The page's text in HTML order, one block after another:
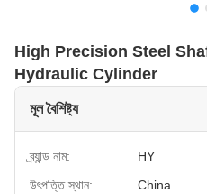
High Precision Steel
Hydraulic Cylinder
মূল বৈশিষ্ট্য
ব্র্যান্ড নাম:
HY
উৎপত্তি স্থান:
China